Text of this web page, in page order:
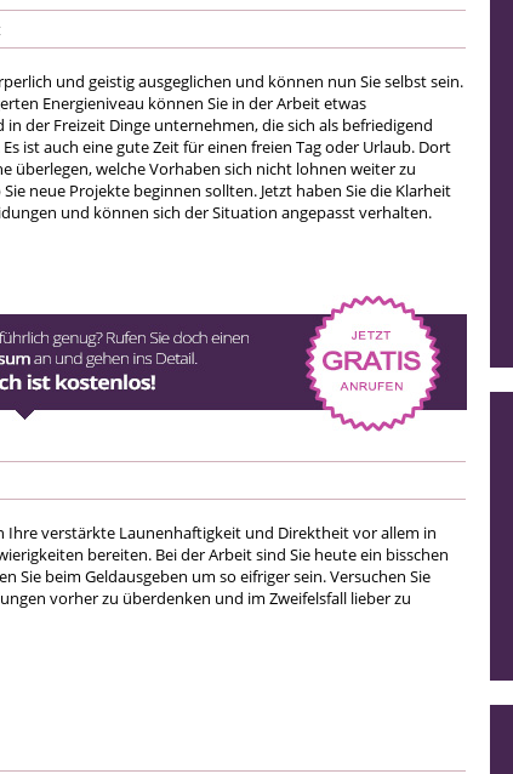
und geistig ausgeglichen und können nun Sie selbst sein.
Energieniveau können Sie in der Arbeit etwas
der Freizeit Dinge unternehmen, die sich als befriedigend
ist auch eine gute Zeit für einen freien Tag oder Urlaub. Dort
überlegen, welche Vorhaben sich nicht lohnen weiter zu
neue Projekte beginnen sollten. Jetzt haben Sie die Klarheit
und können sich der Situation angepasst verhalten.
Ihre verstärkte Launenhaftigkeit und Direktheit vor allem in
bereiten. Bei der Arbeit sind Sie heute ein bisschen
Sie beim Geldausgeben um so eifriger sein. Versuchen Sie
vorher zu überdenken und im Zweifelsfall lieber zu